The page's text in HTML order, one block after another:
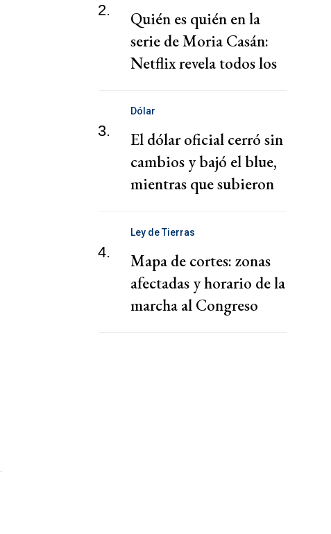
2.
Quién es quién en la
serie de Moria Casán:
Netflix revela todos los
3.
Dólar
El dólar oficial cerró sin
cambios y bajó el blue,
mientras que subieron
4.
Ley de Tierras
Mapa de cortes: zonas
afectadas y horario de la
marcha al Congreso